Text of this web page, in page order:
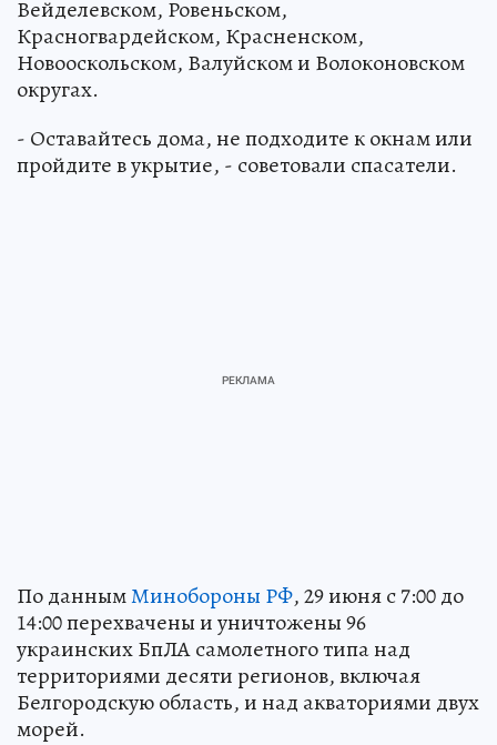
Вейделевском, Ровеньском,
Красногвардейском, Красненском,
Новооскольском, Валуйском и Волоконовском
округах.
- Оставайтесь дома, не подходите к окнам или
пройдите в укрытие, - советовали спасатели.
По даннымМинобороны РФ, 29 июня с 7:00 до
14:00 перехвачены и уничтожены 96
украинских БпЛА самолетного типа над
территориями десяти регионов, включая
Белгородскую область, и над акваториями двух
морей.